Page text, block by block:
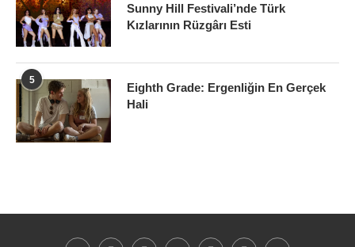
Sunny Hill Festivali’nde Türk
Kızlarının Rüzgârı Esti
5
Eighth Grade: Ergenliğin En Gerçek
Hali